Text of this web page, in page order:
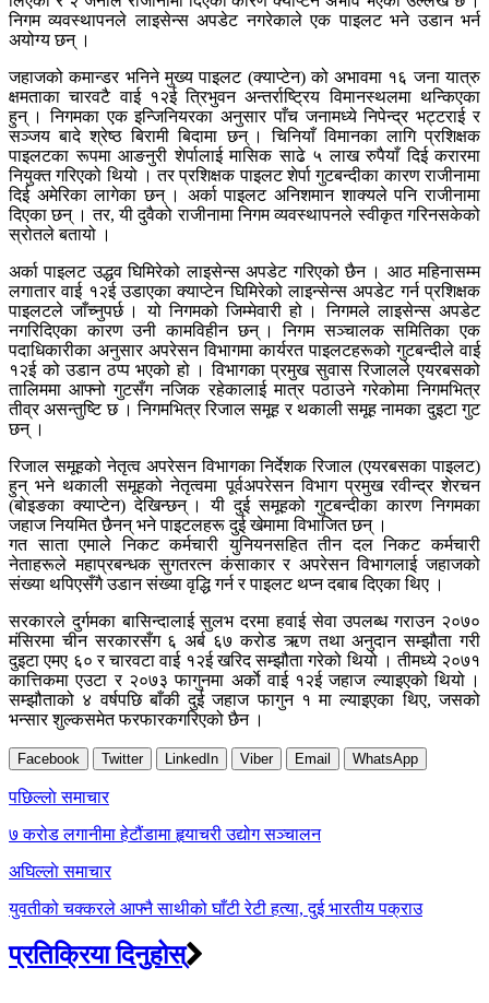
निगम व्यवस्थापनले लाइसेन्स अपडेट नगरेकाले एक पाइलट भने उडान भर्न
अयोग्य छन् ।
जहाजको कमान्डर भनिने मुख्य पाइलट (क्याप्टेन) को अभावमा १६ जना यात्रु
क्षमताका चारवटै वाई १२ई त्रिभुवन अन्तर्राष्ट्रिय विमानस्थलमा थन्किएका
हुन् । निगमका एक इन्जिनियरका अनुसार पाँच जनामध्ये निपेन्द्र भट्टराई र
सञ्जय बादे श्रेष्ठ बिरामी बिदामा छन् । चिनियाँ विमानका लागि प्रशिक्षक
पाइलटका रूपमा आङनुरी शेर्पालाई मासिक साढे ५ लाख रुपैयाँ दिई करारमा
नियुक्त गरिएको थियो । तर प्रशिक्षक पाइलट शेर्पा गुटबन्दीका कारण राजीनामा
दिई अमेरिका लागेका छन् । अर्का पाइलट अनिशमान शाक्यले पनि राजीनामा
दिएका छन् । तर, यी दुवैको राजीनामा निगम व्यवस्थापनले स्वीकृत गरिनसकेको
स्रोतले बतायो ।
अर्का पाइलट उद्धव घिमिरेको लाइसेन्स अपडेट गरिएको छैन । आठ महिनासम्म
लगातार वाई १२ई उडाएका क्याप्टेन घिमिरेको लाइन्सेन्स अपडेट गर्न प्रशिक्षक
पाइलटले जाँच्नुपर्छ । यो निगमको जिम्मेवारी हो । निगमले लाइसेन्स अपडेट
नगरिदिएका कारण उनी कामविहीन छन् । निगम सञ्चालक समितिका एक
पदाधिकारीका अनुसार अपरेसन विभागमा कार्यरत पाइलटहरूको गुटबन्दीले वाई
१२ई को उडान ठप्प भएको हो । विभागका प्रमुख सुवास रिजालले एयरबसको
तालिममा आफ्नो गुटसँग नजिक रहेकालाई मात्र पठाउने गरेकोमा निगमभित्र
तीव्र असन्तुष्टि छ । निगमभित्र रिजाल समूह र थकाली समूह नामका दुइटा गुट
छन् ।
रिजाल समूहको नेतृत्व अपरेसन विभागका निर्देशक रिजाल (एयरबसका पाइलट)
हुन् भने थकाली समूहको नेतृत्वमा पूर्वअपरेसन विभाग प्रमुख रवीन्द्र शेरचन
(बोइङका क्याप्टेन) देखिन्छन् । यी दुई समूहको गुटबन्दीका कारण निगमका
जहाज नियमित छैनन् भने पाइटलहरू दुई खेमामा विभाजित छन् ।
गत साता एमाले निकट कर्मचारी युनियनसहित तीन दल निकट कर्मचारी
नेताहरूले महाप्रबन्धक सुगतरत्न कंसाकार र अपरेसन विभागलाई जहाजको
संख्या थपिएसँगै उडान संख्या वृद्धि गर्न र पाइलट थप्न दबाब दिएका थिए ।
सरकारले दुर्गमका बासिन्दालाई सुलभ दरमा हवाई सेवा उपलब्ध गराउन २०७०
मंसिरमा चीन सरकारसँग ६ अर्ब ६७ करोड ऋण तथा अनुदान सम्झौता गरी
दुइटा एमए ६० र चारवटा वाई १२ई खरिद सम्झौता गरेको थियो । तीमध्ये २०७१
कात्तिकमा एउटा र २०७३ फागुनमा अर्काे वाई १२ई जहाज ल्याइएको थियो ।
सम्झौताको ४ वर्षपछि बाँकी दुई जहाज फागुन १ मा ल्याइएका थिए, जसको
भन्सार शुल्कसमेत फरफारकगरिएको छैन ।
Facebook Twitter LinkedIn Viber Email WhatsApp
Post
navigation
पछिल्लाे समाचार
७ करोड लगानीमा हेटौंडामा हृयाचरी उद्योग सञ्चालन
अघिल्लाे समाचार
युवतीको चक्करले आफ्नै साथीको घाँटी रेटी हत्या, दुई भारतीय पक्राउ
प्रतिक्रिया दिनुहोस्